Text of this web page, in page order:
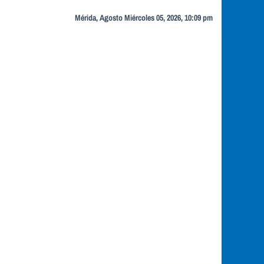
Mérida, Agosto Miércoles 05, 2026, 10:09 pm